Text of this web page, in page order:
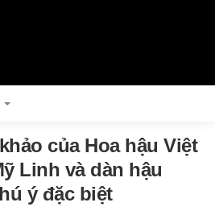
của Hoa hậu Việt
Linh và dàn hậu
ý đặc biệt